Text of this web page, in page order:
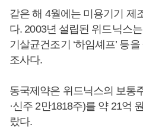
같은 해 4월에는 미용기기 제
다. 2003년 설립된 위드닉스는
기살균건조기 ‘하임셰프’ 등
조사다.
동국제약은 위드닉스의 보통
·신주 2만1818주)를 약 21억
랐다.